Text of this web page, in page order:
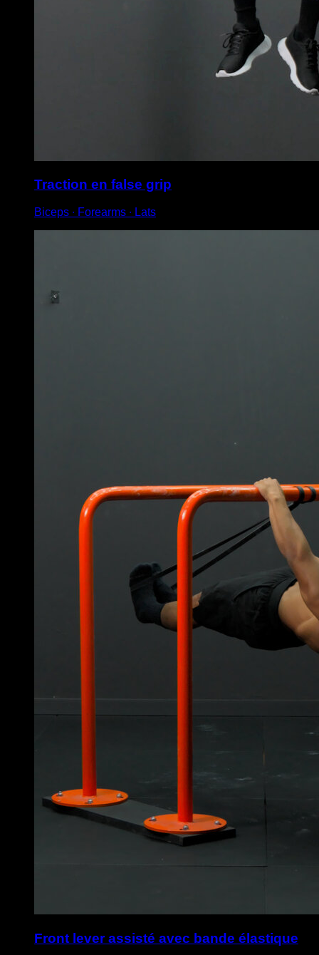
Traction en false grip
Biceps ∙ Forearms ∙ Lats
Front lever assisté avec bande élastique